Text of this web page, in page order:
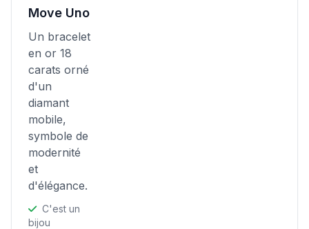
Move Uno
Un bracelet
en or 18
carats orné
d'un
diamant
mobile,
symbole de
modernité
et
d'élégance.
C'est un
bijou